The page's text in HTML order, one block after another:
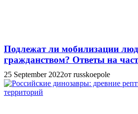
Подлежат ли мобилизации
гражданством? Ответы на
25 September 2022от russkoepole